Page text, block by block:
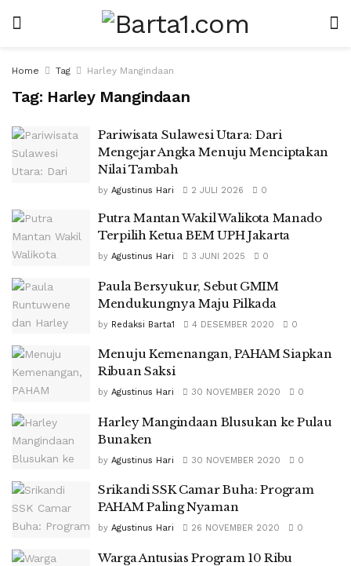
Home Tag Harley Mangindaan
Tag: Harley Mangindaan
Pariwisata Sulawesi Utara: Dari
Mengejar Angka Menuju Menciptakan
Nilai Tambah
by Agustinus Hari 2 JULI 2026 0
Putra Mantan Wakil Walikota Manado
Terpilih Ketua BEM UPH Jakarta
by Agustinus Hari 3 JUNI 2025 0
Paula Bersyukur, Sebut GMIM
Mendukungnya Maju Pilkada
by Redaksi Barta1 4 DESEMBER 2020 0
Menuju Kemenangan, PAHAM Siapkan
Ribuan Saksi
by Agustinus Hari 30 NOVEMBER 2020 0
Harley Mangindaan Blusukan ke Pulau
Bunaken
by Agustinus Hari 30 NOVEMBER 2020 0
Srikandi SSK Camar Buha: Program
PAHAM Paling Nyaman
by Agustinus Hari 26 NOVEMBER 2020 0
Warga Antusias Program 10 Ribu